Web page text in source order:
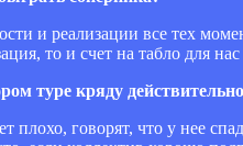
и реализации все тех
то и счет на табло для
туре кряду
плохо, говорят, что у нее